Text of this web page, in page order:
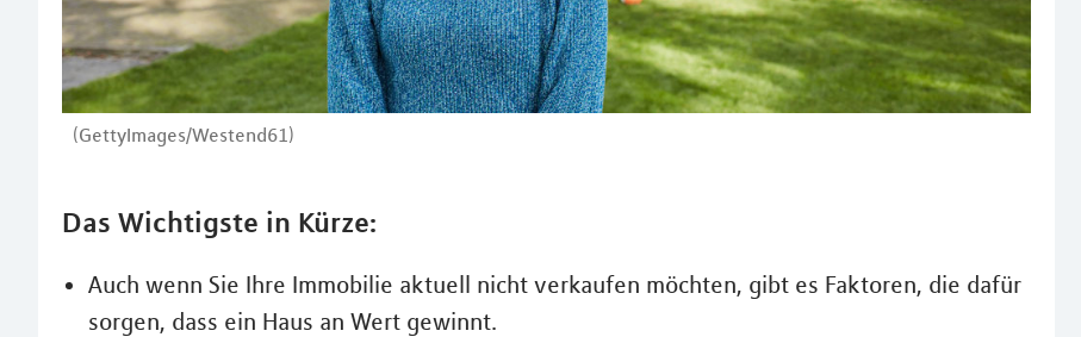
(GettyImages/Westend61)
Das Wichtigste in Kürze:
Auch wenn Sie Ihre Immobilie aktuell nicht verkaufen möchten, gibt es Faktoren, die dafür
sorgen, dass ein Haus an Wert gewinnt.